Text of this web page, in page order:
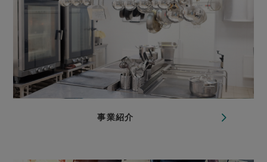
事業紹介